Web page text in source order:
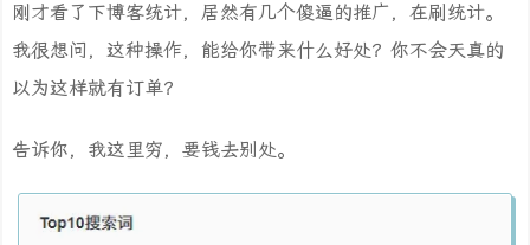
刚才看了下博客统计，居然有几个傻逼的推广，在刷统计。
我很想问，这种操作，能给你带来什么好处？你不会天真的
以为这样就有订单？
告诉你，我这里穷，要钱去别处。